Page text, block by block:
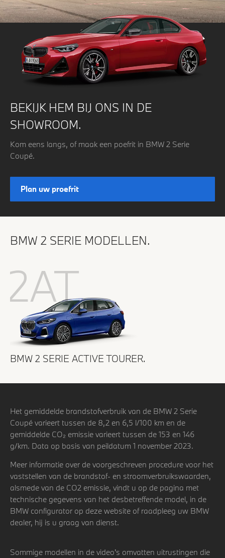
BEKIJK HEM BIJ ONS IN DE
SHOWROOM.
Kom eens langs, of maak een poefrit in BMW 2 Serie
Coupé.
Plan uw proefrit
BMW 2 SERIE MODELLEN.
2AT
BMW 2 SERIE ACTIVE TOURER.
Het gemiddelde brandstofverbruik van de BMW 2 Serie
Coupé varieert tussen de 8,2 en 6,5 l/100 km en de
gemiddelde CO₂ emissie varieert tussen de 153 en 146
g/km. Data op basis van peildatum 1 november 2023.
Meer informatie over de voorgeschreven procedure voor het
vaststellen van de brandstof- en stroomverbruikswaarden,
alsmede van de CO2 emissie, vindt u op de pagina met
technische gegevens van het desbetreffende model, in de
BMW configurator op deze website of raadpleeg uw BMW
dealer, hij is u graag van dienst.
Sommige modellen in de video’s omvatten uitrustingen die